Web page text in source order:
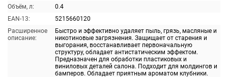
Объём, л:
0.4
EAN-13:
5215660120
Расширенное
описание:
Быстро и эффективно удаляет пыль, грязь, масляные и
никотиновые загрязнения. Защищает от старения и
выгорания, восстанавливает первоначальную
структуру, обладает антистатическим эффектом.
Предназначен для обработки пластиковых и
виниловых деталей салона. Подходит для молдингов и
бамперов. Обладает приятным ароматом клубники.